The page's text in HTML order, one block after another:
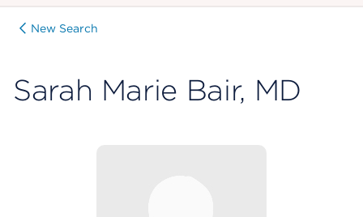
New Search
Sarah Marie Bair, MD